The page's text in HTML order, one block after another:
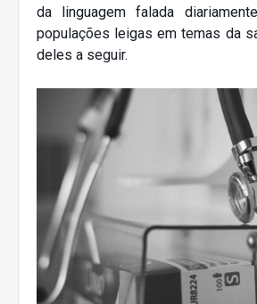
da linguagem falada
populações leigas em temas da
deles a seguir.